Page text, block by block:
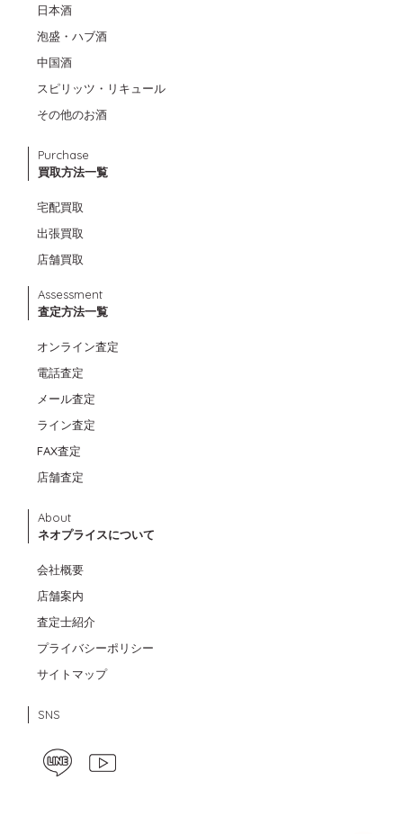
日本酒
泡盛・ハブ酒
中国酒
スピリッツ・リキュール
その他のお酒
Purchase
買取方法一覧
宅配買取
出張買取
店舗買取
Assessment
査定方法一覧
オンライン査定
電話査定
メール査定
ライン査定
FAX査定
店舗査定
About
ネオプライスについて
会社概要
店舗案内
査定士紹介
プライバシーポリシー
サイトマップ
SNS